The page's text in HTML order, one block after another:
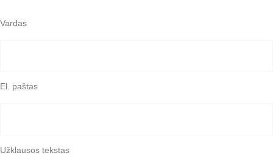
Vardas
El. paštas
Užklausos tekstas